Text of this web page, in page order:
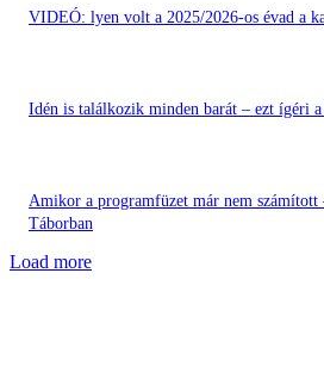
VIDEÓ: lyen volt a 2025/2026-os évad a
Idén is találkozik minden barát – ezt ígéri a
Amikor a programfüzet már nem számított
Táborban
Load more